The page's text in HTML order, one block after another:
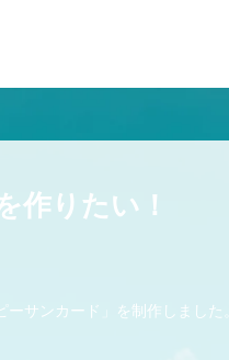
トもうすぐ公開されます
作りたい！
サンカード」を制作しました。